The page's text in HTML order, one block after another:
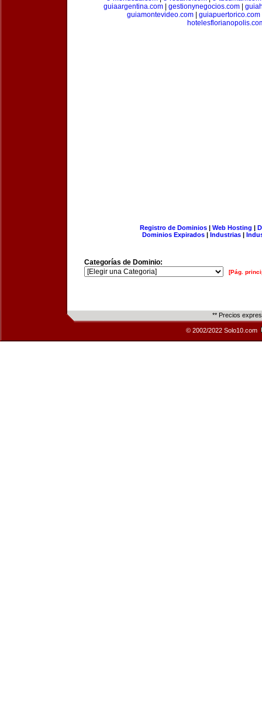
guiaargentina.com
gestionynegocios.com
guiamontevideo.com
guiapuertorico.com
Registro de Dominios| Web Hosting |
Dominios Expirados | Industrias |
Categorías de Dominio:
[Pág.
** Precios
© 2002/2022 Solo10.com